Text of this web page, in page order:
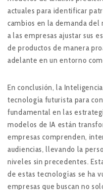
actuales para identificar
cambios en la demanda del
a las empresas ajustar sus
de productos de manera
adelante en un entorno
En conclusión, la
tecnología futurista para
fundamental en las
modelos de IA están
empresas comprenden,
audiencias, llevando la
niveles sin precedentes.
de estas tecnologías se ha
empresas que buscan no